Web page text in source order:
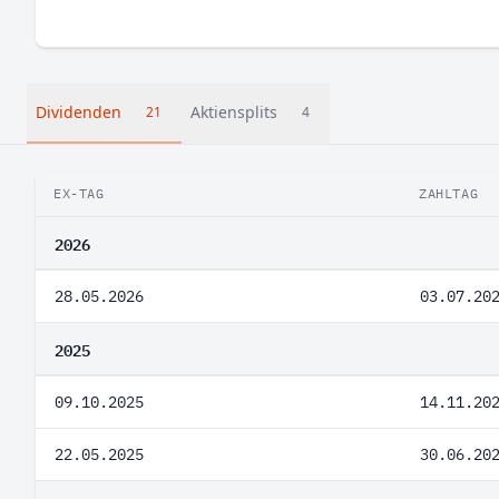
Dividenden 21 Aktiensplits 4
EX-TAG ZAHLTAG
2026
28.05.2026
2025
09.10.2025
22.05.2025